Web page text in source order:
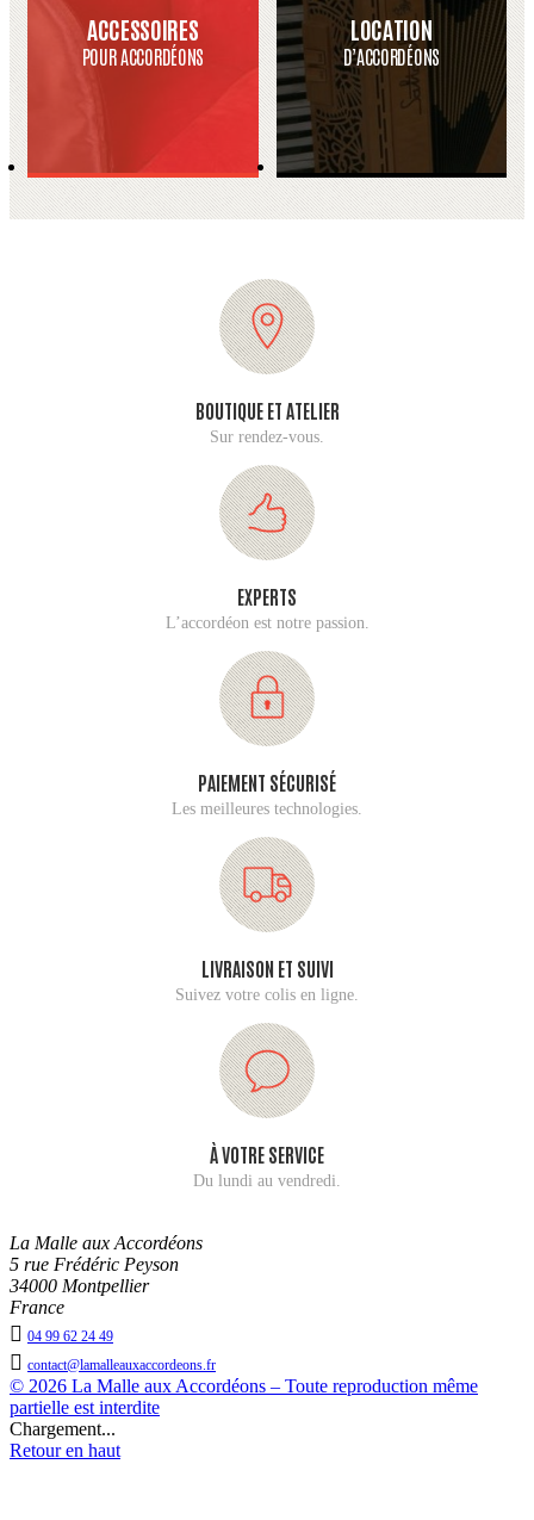
ACCESSOIRES
POUR ACCORDÉONS
LOCATION
D’ACCORDÉONS
BOUTIQUE ET ATELIER
Sur rendez-vous.
EXPERTS
L’accordéon est notre passion.
PAIEMENT SÉCURISÉ
Les meilleures technologies.
LIVRAISON ET SUIVI
Suivez votre colis en ligne.
À VOTRE SERVICE
Du lundi au vendredi.
La Malle aux Accordéons
5 rue Frédéric Peyson
34000 Montpellier
France
 04 99 62 24 49
 contact@lamalleauxaccordeons.fr
© 2026 La Malle aux Accordéons – Toute reproduction même
partielle est interdite
Chargement...
Retour en haut